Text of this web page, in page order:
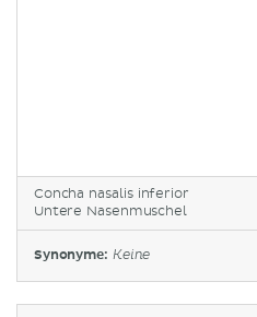
Concha nasalis inferior
Untere Nasenmuschel
Synonyme: Keine